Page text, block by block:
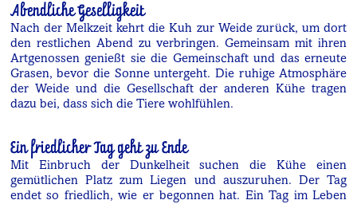
Abendliche Geselligkeit
Nach der Melkzeit kehrt die Kuh zur Weide zurück, um dort
den restlichen Abend zu verbringen. Gemeinsam mit ihren
Artgenossen genießt sie die Gemeinschaft und das erneute
Grasen, bevor die Sonne untergeht. Die ruhige Atmosphäre
der Weide und die Gesellschaft der anderen Kühe tragen
dazu bei, dass sich die Tiere wohlfühlen.
Ein friedlicher Tag geht zu Ende
Mit Einbruch der Dunkelheit suchen die Kühe einen
gemütlichen Platz zum Liegen und auszuruhen. Der Tag
endet so friedlich, wie er begonnen hat. Ein Tag im Leben